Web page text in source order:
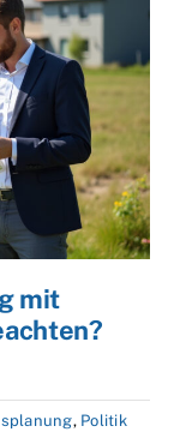
mit
, Politik